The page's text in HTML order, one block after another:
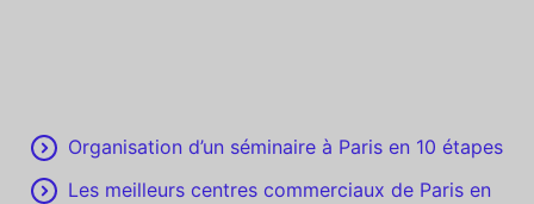
Organisation d’un séminaire à Paris en 10 étapes
Les meilleurs centres commerciaux de Paris en